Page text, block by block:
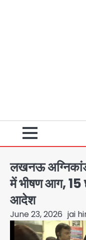
लखनऊ
में भीषण आग, 15
आदेश
June 23, 2026 jai